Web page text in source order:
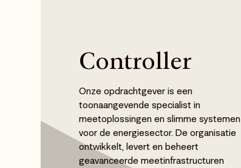
Controller
Onze opdrachtgever is een
toonaangevende specialist in
meetoplossingen en slimme systemen
voor de energiesector. De organisatie
ontwikkelt, levert en beheert
geavanceerde meetinfrastructuren